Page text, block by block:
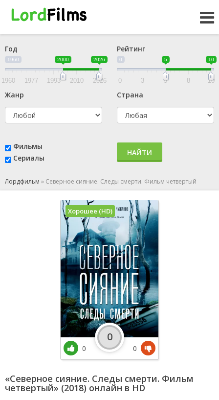
Год
1960 2000 2026
1960 1977 1993 2010 2026
Рейтинг
0 5 10
0 3 5 8 10
Жанр Страна
Фильмы
Сериалы
НАЙТИ
Лордфильм » Северное сияние. Следы смерти. Фильм четвертый
«Северное сияние. Следы смерти. Фильм
четвертый» (2018) онлайн в HD
Хорошее (HD)
0
0
0